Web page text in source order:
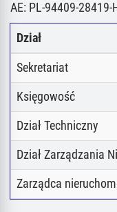
AE: PL-94409-28419-
Dział
Sekretariat
Księgowość
Dział Techniczny
Dział Zarządzania
Zarządca